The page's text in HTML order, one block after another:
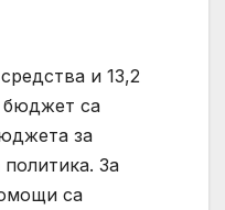
и 13,2
бюджет са
за
За
са